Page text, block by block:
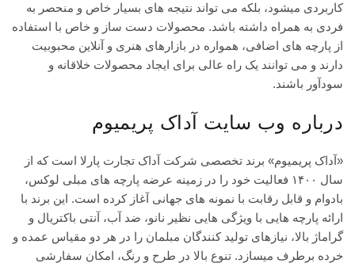
کاربردی میشود، بلکه می تواند نتیجه های بسیار خاص و منحصر به
فردی به همراه داشته باشد. محصولات دست ساز و خاص با استفاده
از پارچه های اضافی، همواره در بازارهای هنری و آنلاین محبوبیت
دارند و می توانند یک راه عالی برای ایجاد محصولات خلاقانه و
سودآور باشند.
درباره وب سایت آداک پریمیوم
«آداک پریمیوم» برند تخصصی شرکت آداک تجارت پارلا است که از
سال ۱۴۰۰ فعالیت خود را در زمینه عرضه پارچه های مبلی لوکس،
بادوام و قابل رقابت با نمونه های جهانی آغاز کرده است. این برند با
ارائه پارچه هایی با ویژگی هایی نظیر نانو، ضد آب، آنتی باکتریال و
گراماژ بالا، نیازهای تولید کنندگان مبلمان را در هر دو مقیاس عمده و
خرده برطرف میسازد. تنوع بالا در طرح و رنگ، امکان سفارشی